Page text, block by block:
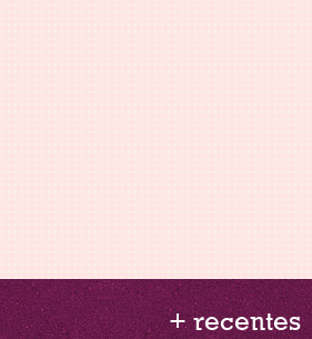
+ recentes